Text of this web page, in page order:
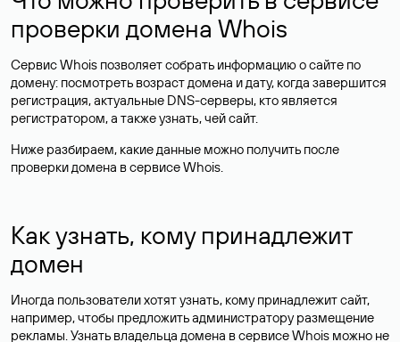
проверки домена Whois
Сервис Whois позволяет собрать информацию о сайте по
домену: посмотреть возраст домена и дату, когда завершится
регистрация, актуальные DNS-серверы, кто является
регистратором, а также узнать, чей сайт.
Ниже разбираем, какие данные можно получить после
проверки домена в сервисе Whois.
Как узнать, кому принадлежит
домен
Иногда пользователи хотят узнать, кому принадлежит сайт,
например, чтобы предложить администратору размещение
рекламы. Узнать владельца домена в сервисе Whois можно не